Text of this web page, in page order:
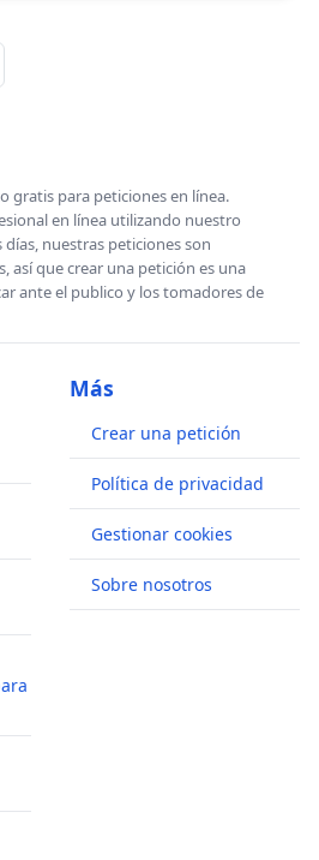
gratis para peticiones en línea.
en línea utilizando nuestro
nuestras peticiones son
así que crear una petición es una
ante el publico y los tomadores de
Más
Crear una petición
Política de privacidad
Gestionar cookies
Sobre nosotros